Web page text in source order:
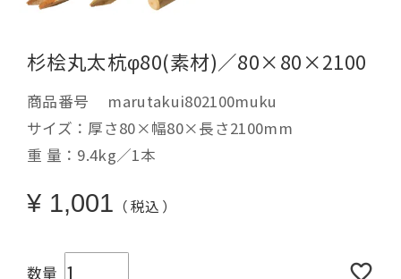
杉桧丸太杭φ80(素材)／80×80×2100
商品番号
marutakui802100muku
サイズ：厚さ80×幅80×長さ2100mm
重 量：9.4kg／1本
¥ 1,001 税込